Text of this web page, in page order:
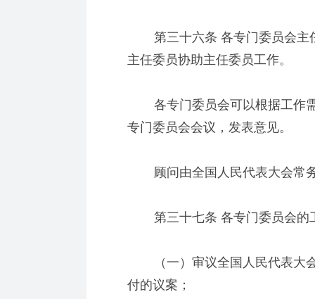
第三十六条 各专门委员会主
主任委员协助主任委员工作。
各专门委员会可以根据工作需
专门委员会会议，发表意见。
顾问由全国人民代表大会常
第三十七条 各专门委员会的
（一）审议全国人民代表大会
付的议案；